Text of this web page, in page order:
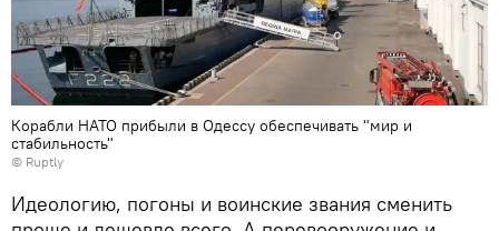
Корабли НАТО прибыли в Одессу обеспечивать "мир и
стабильность"
© Ruptly
Идеологию, погоны и воинские звания сменить